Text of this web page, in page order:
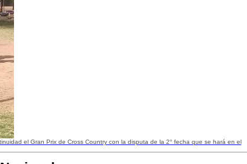
el Gran Prix de Cross Country con la disputa de la 2° fecha que se hará en el